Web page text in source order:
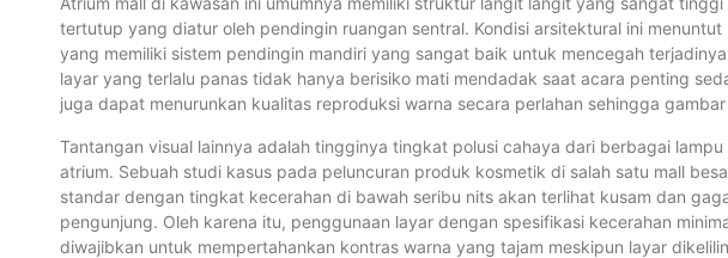
tertutup yang diatur oleh pendingin ruangan sentral. Kondisi arsitektural ini menuntut
yang memiliki sistem pendingin mandiri yang sangat baik untuk mencegah
layar yang terlalu panas tidak hanya berisiko mati mendadak saat acara penting
juga dapat menurunkan kualitas reproduksi warna secara perlahan sehingga
Tantangan visual lainnya adalah tingginya tingkat polusi cahaya dari berbagai
atrium. Sebuah studi kasus pada peluncuran produk kosmetik di salah satu mall
standar dengan tingkat kecerahan di bawah seribu nits akan terlihat kusam dan
pengunjung. Oleh karena itu, penggunaan layar dengan spesifikasi kecerahan
diwajibkan untuk mempertahankan kontras warna yang tajam meskipun layar